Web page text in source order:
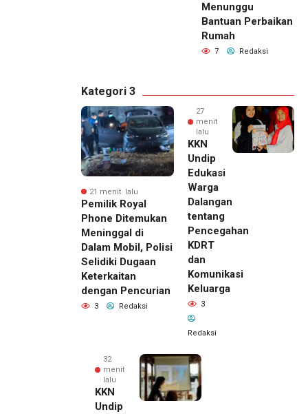
Menunggu
Bantuan Perbaikan
Rumah
7 Redaksi
Kategori 3
21 menit lalu
Pemilik Royal
Phone Ditemukan
Meninggal di
Dalam Mobil, Polisi
Selidiki Dugaan
Keterkaitan
dengan Pencurian
3 Redaksi
27
menit
lalu
KKN
Undip
Edukasi
Warga
Dalangan
tentang
Pencegahan
KDRT
dan
Komunikasi
Keluarga
3
Redaksi
32
menit
lalu
KKN
Undip